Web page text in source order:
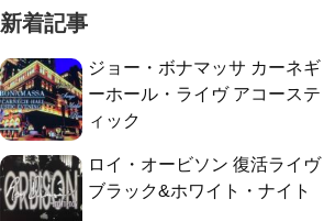
新着記事
ジョー・ボナマッサ カーネギ
ーホール・ライヴ アコーステ
ィック
ロイ・オービソン 復活ライヴ
ブラック&ホワイト・ナイト